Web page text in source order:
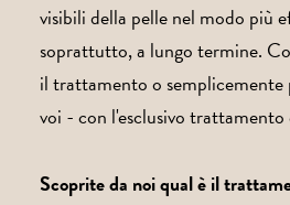
visibili della pelle nel modo più
soprattutto, a lungo termine.
il trattamento o semplicemente
voi - con l'esclusivo
Scoprite da noi qual è il